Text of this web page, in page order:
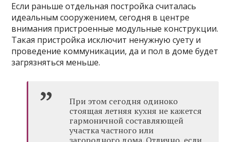
Если раньше отдельная постройка считалась
идеальным сооружением, сегодня в центре
внимания пристроенные модульные конструкции.
Такая пристройка исключит ненужную суету и
проведение коммуникации, да и пол в доме будет
загрязняться меньше.
При этом сегодня одиноко
стоящая летняя кухня не кажется
гармоничной составляющей
участка частного или